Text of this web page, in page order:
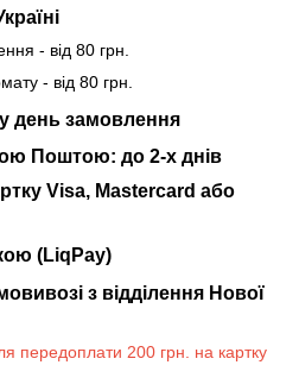
- від 80 грн.
- від 80 грн.
день замовлення
Поштою: до 2-х днів
Visa, Mastercard або
(LiqPay)
з відділення Нової
передоплати 200 грн. на картку